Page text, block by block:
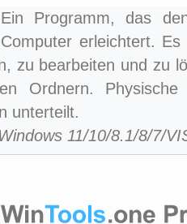
Ein Programm, das
Computer erleichtert.
zu bearbeiten und zu
Ordnern.
unterteilt.
11/10/8.1/8/7/